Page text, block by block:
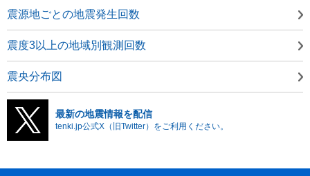
震源地ごとの地震発生回数
震度3以上の地域別観測回数
震央分布図
最新の地震情報を配信
tenki.jp公式X（旧Twitter）をご利用ください。